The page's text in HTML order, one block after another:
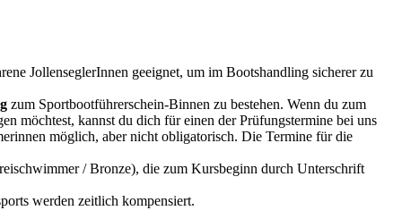
JollenseglerInnen geeignet, um im Bootshandling sicherer zu
zum Sportbootführerschein-Binnen zu bestehen. Wenn du zum
möchtest, kannst du dich für einen der Prüfungstermine bei uns
möglich, aber nicht obligatorisch. Die Termine für die
/ Bronze), die zum Kursbeginn durch Unterschrift
werden zeitlich kompensiert.